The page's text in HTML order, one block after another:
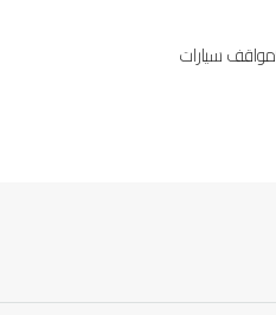
مواقف سيارات